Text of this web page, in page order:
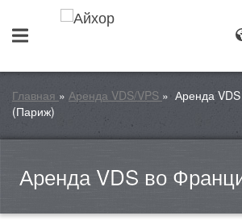
Главная » Аренда VDS/VPS » Аренда
(Париж)
Аренда VDS во